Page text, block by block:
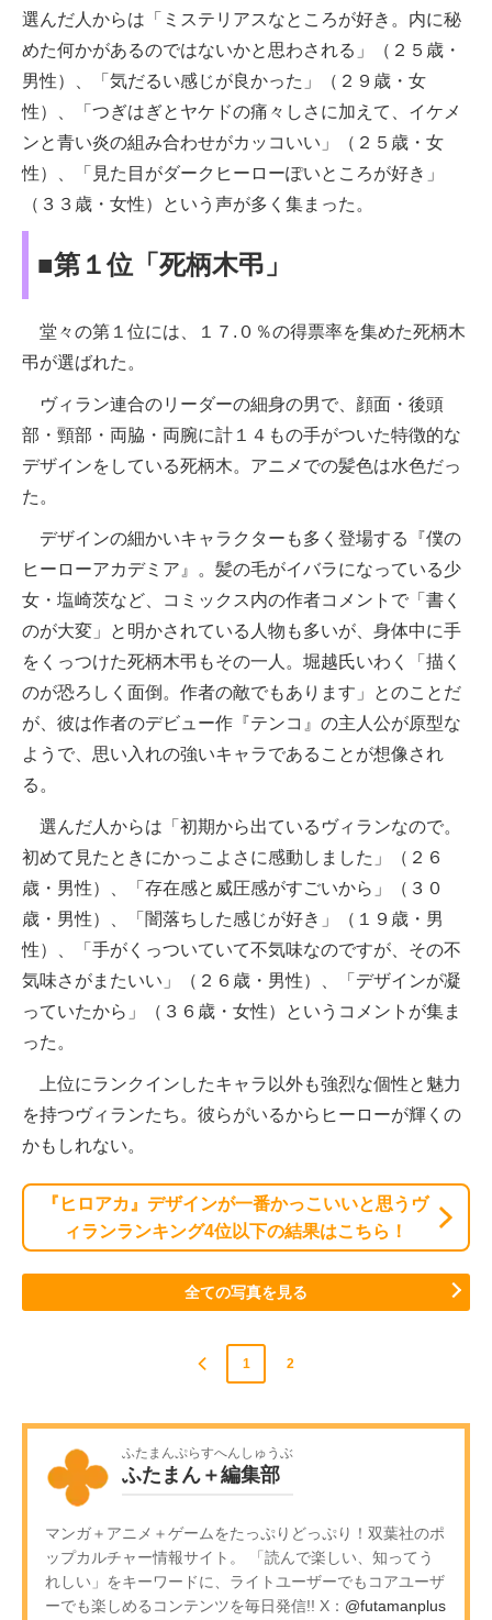
選んだ人からは「ミステリアスなところが好き。内に秘
めた何かがあるのではないかと思わされる」（２５歳・
男性）、「気だるい感じが良かった」（２９歳・女
性）、「つぎはぎとヤケドの痛々しさに加えて、イケメ
ンと青い炎の組み合わせがカッコいい」（２５歳・女
性）、「見た目がダークヒーローぽいところが好き」
（３３歳・女性）という声が多く集まった。
■第１位「死柄木弔」
堂々の第１位には、１７.０％の得票率を集めた死柄木
弔が選ばれた。
ヴィラン連合のリーダーの細身の男で、顔面・後頭
部・頸部・両脇・両腕に計１４もの手がついた特徴的な
デザインをしている死柄木。アニメでの髪色は水色だっ
た。
デザインの細かいキャラクターも多く登場する『僕の
ヒーローアカデミア』。髪の毛がイバラになっている少
女・塩崎茨など、コミックス内の作者コメントで「書く
のが大変」と明かされている人物も多いが、身体中に手
をくっつけた死柄木弔もその一人。堀越氏いわく「描く
のが恐ろしく面倒。作者の敵でもあります」とのことだ
が、彼は作者のデビュー作『テンコ』の主人公が原型な
ようで、思い入れの強いキャラであることが想像され
る。
選んだ人からは「初期から出ているヴィランなので。
初めて見たときにかっこよさに感動しました」（２６
歳・男性）、「存在感と威圧感がすごいから」（３０
歳・男性）、「闇落ちした感じが好き」（１９歳・男
性）、「手がくっついていて不気味なのですが、その不
気味さがまたいい」（２６歳・男性）、「デザインが凝
っていたから」（３６歳・女性）というコメントが集ま
った。
上位にランクインしたキャラ以外も強烈な個性と魅力
を持つヴィランたち。彼らがいるからヒーローが輝くの
かもしれない。
『ヒロアカ』デザインが一番かっこいいと思うヴ
ィランランキング4位以下の結果はこちら！
全ての写真を見る
1 2
ふたまんぷらすへんしゅうぶ
ふたまん＋編集部
マンガ＋アニメ＋ゲームをたっぷりどっぷり！双葉社のポ
ップカルチャー情報サイト。 「読んで楽しい、知ってう
れしい」をキーワードに、ライトユーザーでもコアユーザ
ーでも楽しめるコンテンツを毎日発信!! X： @futamanplus